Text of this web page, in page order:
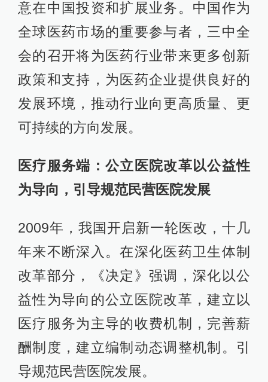
意在中国投资和扩展业务。中国作为
全球医药市场的重要参与者，三中全
会的召开将为医药行业带来更多创新
政策和支持，为医药企业提供良好的
发展环境，推动行业向更高质量、更
可持续的方向发展。
医疗服务端：公立医院改革以公益性
为导向，引导规范民营医院发展
2009年，我国开启新一轮医改，十几
年来不断深入。在深化医药卫生体制
改革部分，《决定》强调，深化以公
益性为导向的公立医院改革，建立以
医疗服务为主导的收费机制，完善薪
酬制度，建立编制动态调整机制。引
导规范民营医院发展。